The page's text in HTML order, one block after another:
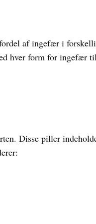
af ingefær i
hver form for ingefær
Disse piller